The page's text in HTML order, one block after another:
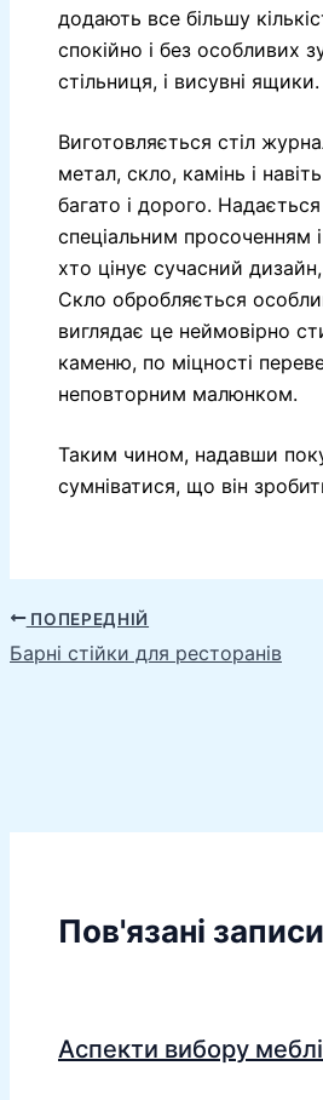
додають все більшу
спокійно і без особливих
стільниця, і висувні ящики.
Виготовляється стіл
метал, скло, камінь і
багато і дорого.
спеціальним просоченням
хто цінує сучасний
Скло обробляється
виглядає це неймовірно
каменю, по міцності
неповторним малюнком.
Таким чином, надавши
сумніватися, що він
ПОПЕРЕДНІЙ
Барні стійки для ресторанів
Пов'язані записи
Аспекти вибору